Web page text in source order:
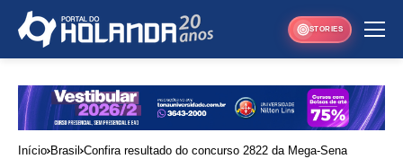
STORIES
Início Brasil Confira resultado do concurso 2822 da Mega-Sena